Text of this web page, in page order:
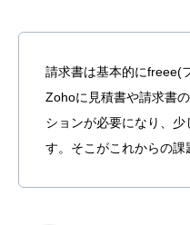
請求書は基本的にfreee(
Zohoに見積書や請求書
ションが必要になり、
す。そこがこれからの課